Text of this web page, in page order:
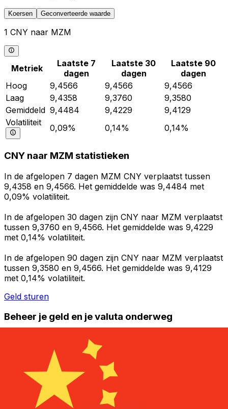
Koersen Geconverteerde waarde
1 CNY naar MZM
Metriek
Laatste 7
dagen
Laatste 30
dagen
Laatste 90
dagen
Hoog
9,4566 9,4566
9,4566
Laag
9,4358 9,3760
9,3580
Gemiddeld 9,4484 9,4229
9,4129
Volatiliteit
0,09% 0,14% 0,14%
CNY naar MZM statistieken
In de afgelopen 7 dagen MZM CNY verplaatst tussen
9,4358 en 9,4566. Het gemiddelde was 9,4484 met
0,09% volatiliteit.
In de afgelopen 30 dagen zijn CNY naar MZM verplaatst
tussen 9,3760 en 9,4566. Het gemiddelde was 9,4229
met 0,14% volatiliteit.
In de afgelopen 90 dagen zijn CNY naar MZM verplaatst
tussen 9,3580 en 9,4566. Het gemiddelde was 9,4129
met 0,14% volatiliteit.
Geld sturen
Beheer je geld en je valuta onderweg
De Xe-app heeft alles wat je nodig hebt voor wereldwijde
geldtransfers en valutabeheer. Wissel valuta's om, stel
koerswaarschuwingen in en maak geld over naar het
buitenland zonder verborgen kosten. Download
vandaag nog!